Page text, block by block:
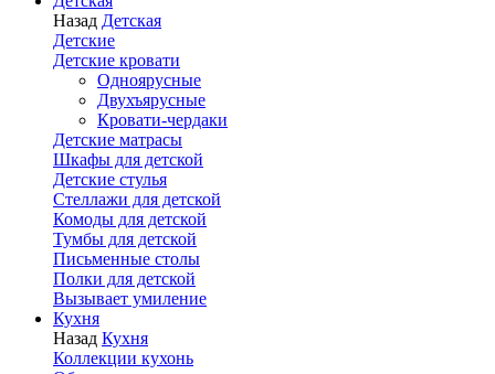
Назад Детская
Детские
Детские кровати
Одноярусные
Двухъярусные
Кровати-чердаки
Детские матрасы
Шкафы для детской
Детские стулья
Стеллажи для детской
Комоды для детской
Тумбы для детской
Письменные столы
Полки для детской
Вызывает умиление
Кухня
Назад Кухня
Коллекции кухонь